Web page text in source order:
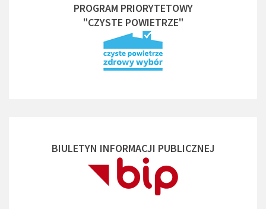
PROGRAM PRIORYTETOWY
"CZYSTE POWIETRZE"
BIULETYN INFORMACJI PUBLICZNEJ